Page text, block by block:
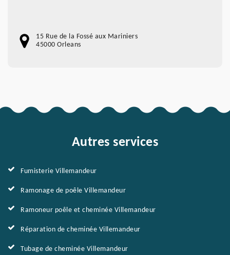
15 Rue de la Fossé aux Mariniers
45000 Orleans
Autres services
Fumisterie Villemandeur
Ramonage de poêle Villemandeur
Ramoneur poêle et cheminée Villemandeur
Réparation de cheminée Villemandeur
Tubage de cheminée Villemandeur